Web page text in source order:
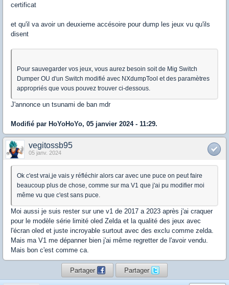
certificat
et qu'il va avoir un deuxieme accésoire pour dump les jeux vu qu'ils
disent
Pour sauvegarder vos jeux, vous aurez besoin soit de Mig Switch
Dumper OU d'un Switch modifié avec NXdumpTool et des paramètres
appropriés que vous pouvez trouver ci-dessous.
J'annonce un tsunami de ban mdr
Modifié par HoYoHoYo, 05 janvier 2024 - 11:29.
vegitossb95
05 janv. 2024
Ok c'est vrai,je vais y réfléchir alors car avec une puce on peut faire
beaucoup plus de chose, comme sur ma V1 que j'ai pu modifier moi
même vu que c'est sans puce.
Moi aussi je suis rester sur une v1 de 2017 a 2023 après j'ai craquer
pour le modèle série limité oled Zelda et la qualité des jeux avec
l'écran oled et juste incroyable surtout avec des exclu comme zelda.
Mais ma V1 me dépanner bien j'ai même regretter de l'avoir vendu.
Mais bon c'est comme ca.
Partager Partager